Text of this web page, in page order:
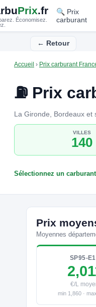
Prix.fr
Économisez.
🔍 Prix
carburant
← Retour
Accueil › Prix carburant
⛽ Prix
La Gironde, Bordeaux et
VILLES
140
Sélectionnez un
Prix
Moyennes
SP95-
€/L
min 1,860 ·